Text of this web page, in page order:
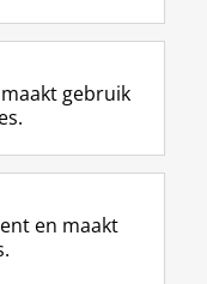
R
S
-
f
e
R
I
n
t
r
m
Y
o
T
e
k
gebruik
en maakt